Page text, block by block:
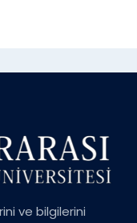
ve bilgilerini